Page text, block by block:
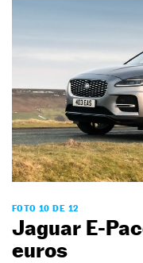
FOTO 10 DE 12
Jaguar E-
euros